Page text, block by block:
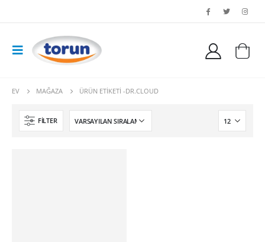
EV MAĞAZA ÜRÜN ETIKETI -DR.CLOUD
FILTER